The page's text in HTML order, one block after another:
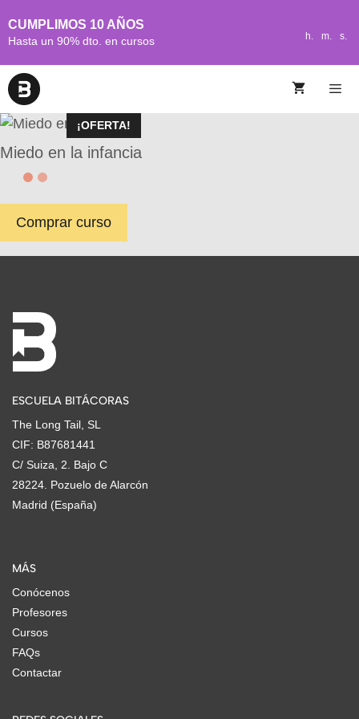
CUMPLIMOS 10 AÑOS
Hasta un 90% dto. en cursos h. m. s.
¡OFERTA!
Miedo en la infancia
Comprar curso
ESCUELA BITÁCORAS
The Long Tail, SL
CIF: B87681441
C/ Suiza, 2. Bajo C
28224. Pozuelo de Alarcón
Madrid (España)
MÁS
Conócenos
Profesores
Cursos
FAQs
Contactar